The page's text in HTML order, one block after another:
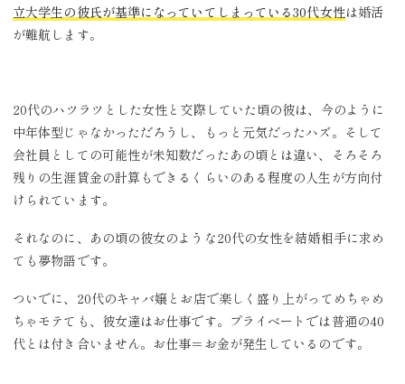
立大学生の彼氏が基準になっていてしまっている30代女性は婚活
が難航します。
20代のハツラツとした女性と交際していた頃の彼は、今のように
中年体型じゃなかっただろうし、もっと元気だったハズ。そして
会社員としての可能性が未知数だったあの頃とは違い、そろそろ
残りの生涯賃金の計算もできるくらいのある程度の人生が方向付
けられています。
それなのに、あの頃の彼女のような20代の女性を結婚相手に求め
ても夢物語です。
ついでに、20代のキャバ嬢とお店で楽しく盛り上がってめちゃめ
ちゃモテても、彼女達はお仕事です。プライベートでは普通の40
代とは付き合いません。お仕事＝お金が発生しているのです。